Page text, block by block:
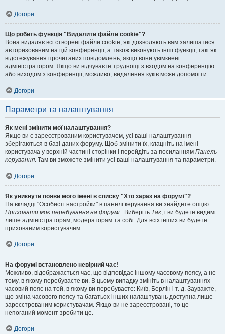
Догори
Що робить функція "Видалити файли cookie"?
Вона видаляє всі створені файли cookie, які дозволяють вам залишатися
авторизованим на цій конференції, а також виконують інші функції, такі як
відстежування прочитаних повідомлень, якщо вони увімкнені
адміністратором. Якщо ви відчуваєте труднощі з входом на конференцію
або виходом з конференції, можливо, видалення куків може допомогти.
Догори
Параметри та налаштування
Як мені змінити мої налаштування?
Якщо ви є зареєстрованим користувачем, усі ваші налаштування
зберігаються в базі даних форуму. Щоб змінити їх, клацніть на імені
користувача у верхній частині сторінки і перейдіть за посиланням Панель
керування. Там ви зможете змінити усі ваші налаштування та параметри.
Догори
Як уникнути появи мого імені в списку "Хто зараз на форумі"?
На вкладці "Особисті настройки" в панелі керування ви знайдете опцію
Приховати моє перебування на форумі . Виберіть Так, і ви будете видимі
лише адміністраторам, модераторам та собі. Для всіх інших ви будете
прихованим користувачем.
Догори
На форумі встановлено невірний час!
Можливо, відображається час, що відповідає іншому часовому поясу, а не
тому, в якому перебуваєте ви. В цьому випадку змініть в налаштуваннях
часовий пояс на той, в якому ви перебуваєте: Київ, Берлін і т. д. Зауважте,
що зміна часового поясу та багатьох інших налаштувань доступна лише
зареєстрованим користувачам. Якщо ви не зареєстровані, то це
непоганий момент зробити це.
Догори